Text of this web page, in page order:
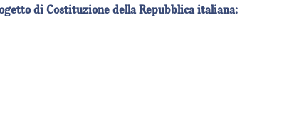
di Costituzione della Repubblica italiana:
Perez